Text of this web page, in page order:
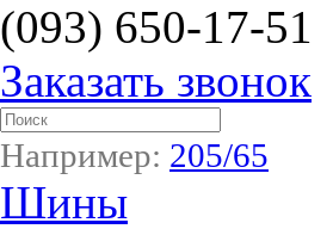
(093) 650-17-51
Заказать звонок
Например: 205/65
Шины